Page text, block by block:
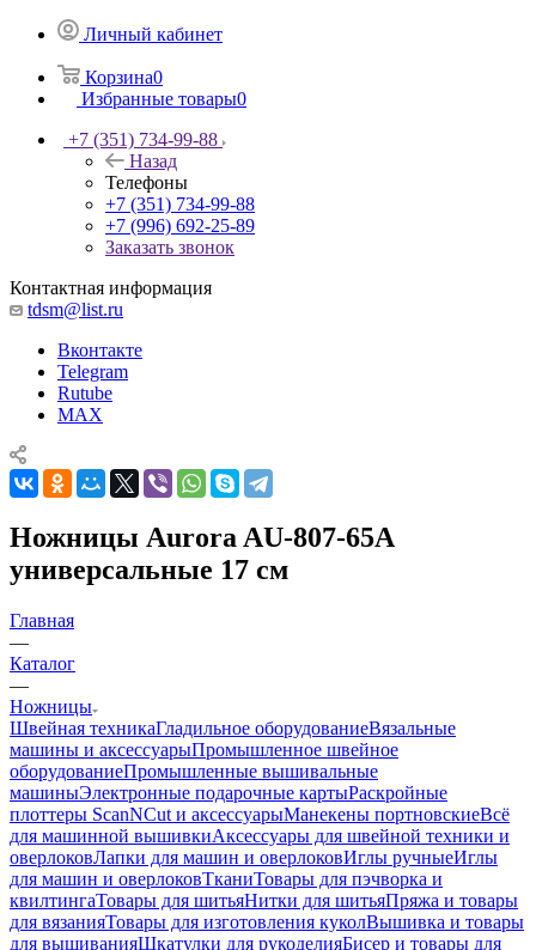
Личный кабинет
Корзина0
Избранные товары0
+7 (351) 734-99-88
Назад
Телефоны
+7 (351) 734-99-88
+7 (996) 692-25-89
Заказать звонок
Контактная информация
tdsm@list.ru
Вконтакте
Telegram
Rutube
MAX
Ножницы Aurora AU-807-65A
универсальные 17 см
Главная
—
Каталог
—
Ножницы
Швейная техникаГладильное оборудованиеВязальные
машины и аксессуарыПромышленное швейное
оборудованиеПромышленные вышивальные
машиныЭлектронные подарочные картыРаскройные
плоттеры ScanNCut и аксессуарыМанекены портновскиеВсё
для машинной вышивкиАксессуары для швейной техники и
оверлоковЛапки для машин и оверлоковИглы ручныеИглы
для машин и оверлоковТканиТовары для пэчворка и
квилтингаТовары для шитьяНитки для шитьяПряжа и товары
для вязанияТовары для изготовления куколВышивка и товары
для вышиванияШкатулки для рукоделияБисер и товары для